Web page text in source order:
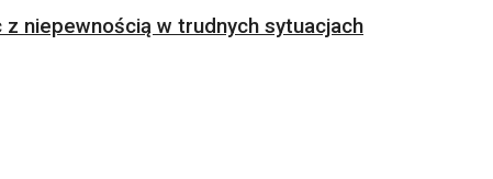
niepewnością w trudnych sytuacjach